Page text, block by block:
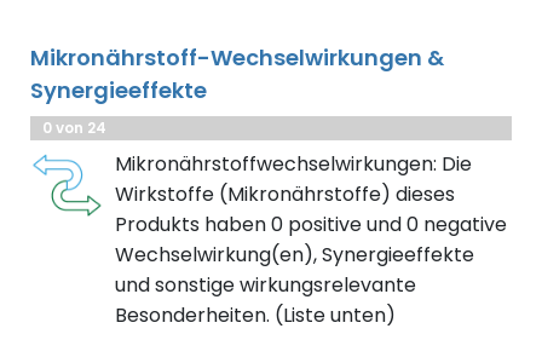
Mikronährstoff-Wechselwirkungen &
Synergieeffekte
0 von 24
Mikronährstoffwechselwirkungen: Die
Wirkstoffe (Mikronährstoffe) dieses
Produkts haben 0 positive und 0 negative
Wechselwirkung(en), Synergieeffekte
und sonstige wirkungsrelevante
Besonderheiten. (Liste unten)